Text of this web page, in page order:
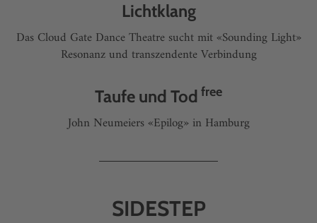
Lichtklang
Das Cloud Gate Dance Theatre sucht mit «Sounding Light»
Resonanz und transzendente Verbindung
Taufe und Tod free
John Neumeiers «Epilog» in Hamburg
SIDESTEP